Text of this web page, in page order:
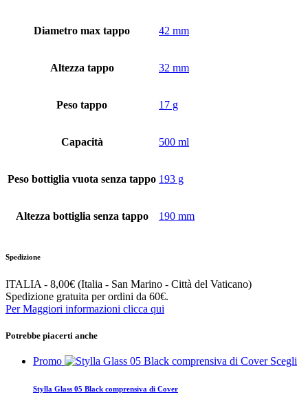
Diametro max tappo 42 mm
Altezza tappo 32 mm
Peso tappo 17 g
Capacità 500 ml
Peso bottiglia vuota senza tappo 193 g
Altezza bottiglia senza tappo 190 mm
Spedizione
ITALIA - 8,00€ (Italia - San Marino - Città del Vaticano)
Spedizione gratuita per ordini da 60€.
Per Maggiori informazioni clicca qui
Potrebbe piacerti anche
Promo Scegli
Stylla Glass 05 Black comprensiva di Cover